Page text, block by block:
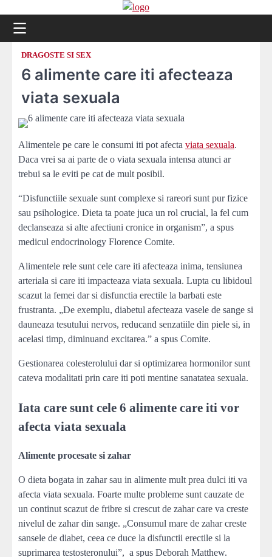
content
DRAGOSTE SI SEX
6 alimente care iti afecteaza
viata sexuala
Alimentele pe care le consumi iti pot afecta viata sexuala.
Daca vrei sa ai parte de o viata sexuala intensa atunci ar
trebui sa le eviti pe cat de mult posibil.
“Disfunctiile sexuale sunt complexe si rareori sunt pur fizice
sau psihologice. Dieta ta poate juca un rol crucial, la fel cum
declanseaza si alte afectiuni cronice in organism”, a spus
medicul endocrinology Florence Comite.
Alimentele rele sunt cele care iti afecteaza inima, tensiunea
arteriala si care iti impacteaza viata sexuala. Lupta cu libidoul
scazut la femei dar si disfunctia erectile la barbati este
frustranta. „De exemplu, diabetul afecteaza vasele de sange si
dauneaza tesutului nervos, reducand senzatiile din piele si, in
acelasi timp, diminuand excitarea.” a spus Comite.
Gestionarea colesterolului dar si optimizarea hormonilor sunt
cateva modalitati prin care iti poti mentine sanatatea sexuala.
Iata care sunt cele 6 alimente care iti vor
afecta viata sexuala
Alimente procesate si zahar
O dieta bogata in zahar sau in alimente mult prea dulci iti va
afecta viata sexuala. Foarte multe probleme sunt cauzate de
un continut scazut de fribre si crescut de zahar care va creste
nivelul de zahar din sange. „Consumul mare de zahar creste
sansele de diabet, ceea ce duce la disfunctii erectile si la
suprimarea testosteronului”, a spus Deborah Matthew.